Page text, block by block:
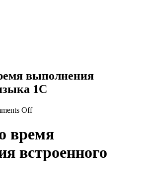
выполнения
1С
Off
время
встроенного